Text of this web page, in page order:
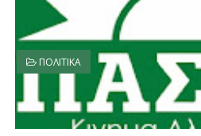
ΠΟΛΙΤΙΚΑ